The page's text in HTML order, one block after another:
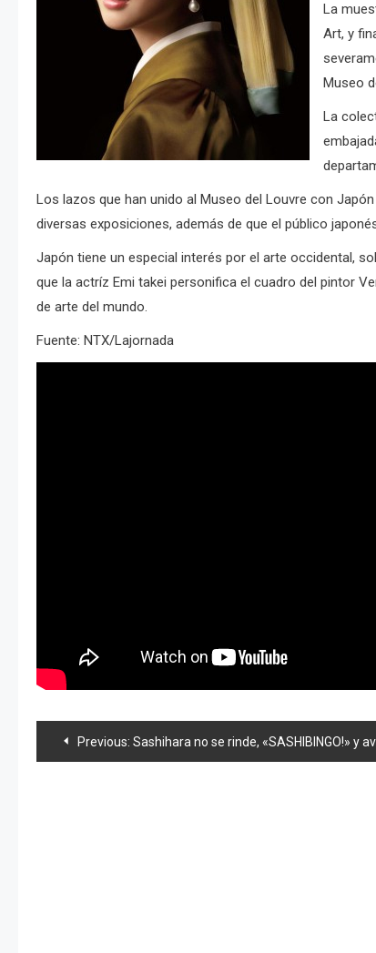
La
Art, y
Museo
La
Los lazos que han unido al Museo del Louvre con
diversas exposiciones, además de que el público
Japón tiene un especial interés por el arte occidental,
que la actríz Emi takei personifica el cuadro del pintor
de arte del mundo.
Fuente: NTX/Lajornada
Navegación
Previous: Sashihara no se rinde, «SASHIBINGO!» y avance del 2do. Stage de